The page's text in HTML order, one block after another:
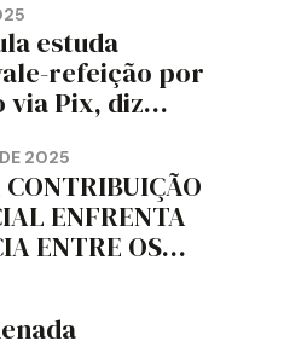
DE
DO
PR
estuda
refeição por
via Pix, diz
DE 2025
ENFRENTA
ENTRE OS